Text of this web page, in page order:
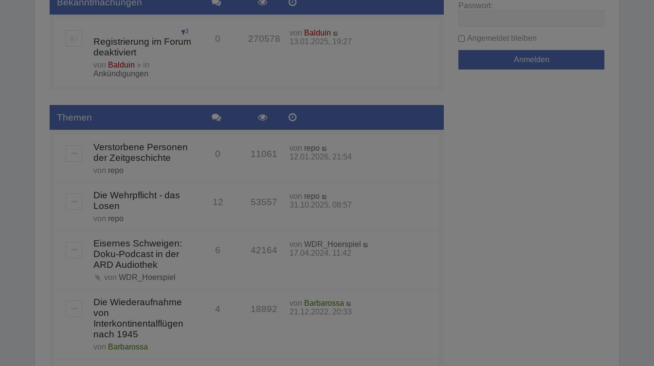
Bekanntmachungen
Registrierung im Forum
deaktiviert
von Balduin » in
Ankündigungen
0 270578
von Balduin
13.01.2025, 19:27
Themen
Verstorbene Personen
der Zeitgeschichte
von repo
0 11061
von repo
12.01.2026, 21:54
Die Wehrpflicht - das
Losen
von repo
12 53557
von repo
31.10.2025, 08:57
Eisernes Schweigen:
Doku-Podcast in der
ARD Audiothek
von WDR_Hoerspiel
6 42164
von WDR_Hoerspiel
17.04.2024, 11:42
Die Wiederaufnahme
von
Interkontinentalflügen
nach 1945
von Barbarossa
4 18892
von Barbarossa
21.12.2022, 20:33
Passwort:
Angemeldet bleiben